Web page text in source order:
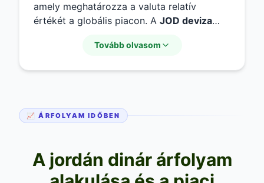
amely meghatározza a valuta relatív
értékét a globális piacon. A JOD deviza
vételi és eladási árak átlagolásával történik.
függvényében, ezért a
árfolyameltérhet a korábbi napok
Tovább olvasom
📈 ÁRFOLYAM IDŐBEN
A jordán dinár árfolyam